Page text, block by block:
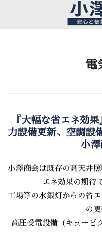
電
『大幅な省エネ効
力設備更新、空調設
小澤
小澤商会は既存の高天井
エネ効果の期待
工場等の水銀灯からの省
の更
高圧受電設備（キュービ